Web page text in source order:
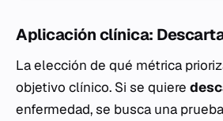
Aplicación clínica:
La elección de qué métrica
objetivo clínico. Si se quiere
enfermedad, se busca una